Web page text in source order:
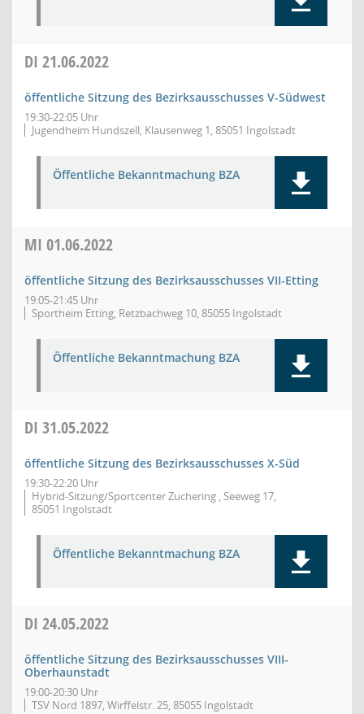
DI 21.06.2022
öffentliche Sitzung des Bezirksausschusses V-Südwest
19:30-22:05 Uhr
Jugendheim Hundszell, Klausenweg 1, 85051 Ingolstadt
Öffentliche Bekanntmachung BZA
MI 01.06.2022
öffentliche Sitzung des Bezirksausschusses VII-Etting
19:05-21:45 Uhr
Sportheim Etting, Retzbachweg 10, 85055 Ingolstadt
Öffentliche Bekanntmachung BZA
DI 31.05.2022
öffentliche Sitzung des Bezirksausschusses X-Süd
19:30-22:20 Uhr
Hybrid-Sitzung/Sportcenter Zuchering , Seeweg 17,
85051 Ingolstadt
Öffentliche Bekanntmachung BZA
DI 24.05.2022
öffentliche Sitzung des Bezirksausschusses VIII-
Oberhaunstadt
19:00-20:30 Uhr
TSV Nord 1897, Wirffelstr. 25, 85055 Ingolstadt